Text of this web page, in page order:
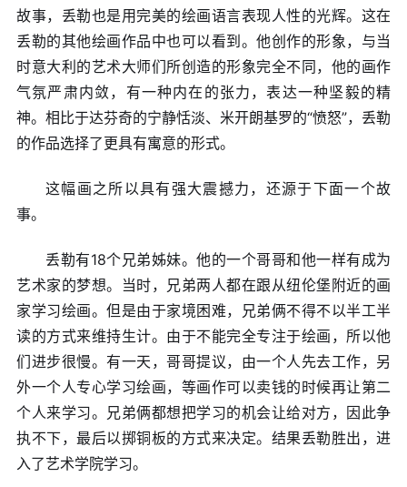
故事，丢勒也是用完美的绘画语言表现人性的光辉。这在
丢勒的其他绘画作品中也可以看到。他创作的形象，与当
时意大利的艺术大师们所创造的形象完全不同，他的画作
气氛严肃内敛，有一种内在的张力，表达一种坚毅的精
神。相比于达芬奇的宁静恬淡、米开朗基罗的“愤怒”，丢勒
的作品选择了更具有寓意的形式。
这幅画之所以具有强大震撼力，还源于下面一个故
事。
丢勒有18个兄弟姊妹。他的一个哥哥和他一样有成为
艺术家的梦想。当时，兄弟两人都在跟从纽伦堡附近的画
家学习绘画。但是由于家境困难，兄弟俩不得不以半工半
读的方式来维持生计。由于不能完全专注于绘画，所以他
们进步很慢。有一天，哥哥提议，由一个人先去工作，另
外一个人专心学习绘画，等画作可以卖钱的时候再让第二
个人来学习。兄弟俩都想把学习的机会让给对方，因此争
执不下，最后以掷铜板的方式来决定。结果丢勒胜出，进
入了艺术学院学习。